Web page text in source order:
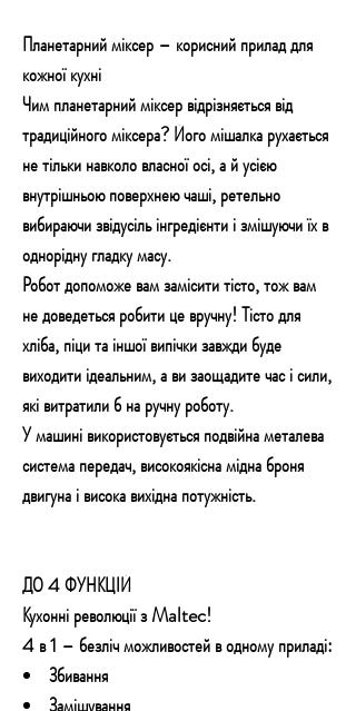
Планетарний міксер – корисний прилад для
кожної кухні
Чим планетарний міксер відрізняється від
традиційного міксера? Його мішалка рухається
не тільки навколо власної осі, а й усією
внутрішньою поверхнею чаші, ретельно
вибираючи звідусіль інгредієнти і змішуючи їх в
однорідну гладку масу.
Робот допоможе вам замісити тісто, тож вам
не доведеться робити це вручну! Тісто для
хліба, піци та іншої випічки завжди буде
виходити ідеальним, а ви заощадите час і сили,
які витратили б на ручну роботу.
У машині використовується подвійна металева
система передач, високоякісна мідна броня
двигуна і висока вихідна потужність.
ДО 4 ФУНКЦІЙ
Кухонні революції з Maltec!
4 в 1 – безліч можливостей в одному приладі:
Збивання